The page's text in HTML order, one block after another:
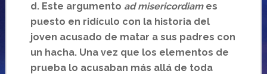
d.Este argumento ad misericordiames
puesto en ridículo con la historia del
joven acusado de matar a sus padres con
un hacha. Una vez que los elementos de
prueba lo acusaban más allá de toda